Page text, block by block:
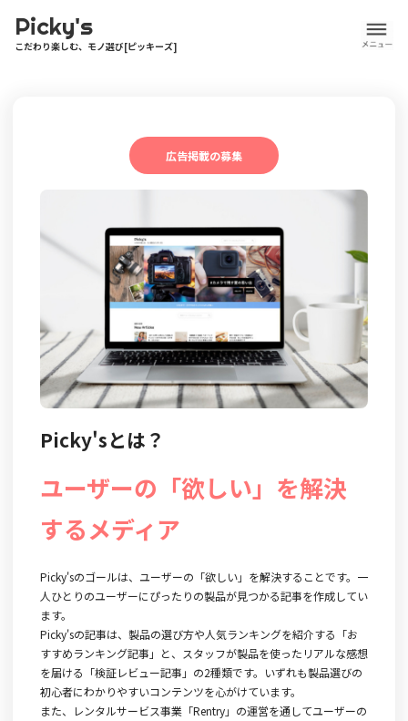
Picky's
こだわり楽しむ、モノ選び[ピッキーズ]
広告掲載の募集
Picky'sとは？
ユーザーの「欲しい」を解決
するメディア
Picky'sのゴールは、ユーザーの「欲しい」を解決することです。一
人ひとりのユーザーにぴったりの製品が見つかる記事を作成してい
ます。
Picky'sの記事は、製品の選び方や人気ランキングを紹介する「お
すすめランキング記事」と、スタッフが製品を使ったリアルな感想
を届ける「検証レビュー記事」の2種類です。いずれも製品選びの
初心者にわかりやすいコンテンツを心がけています。
また、レンタルサービス事業「Rentry」の運営を通してユーザーの